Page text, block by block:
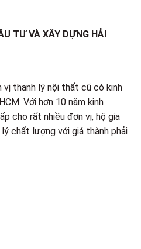
TƯ VÀ XÂY DỰNG HẢI
vị thanh lý nội thất cũ có kinh
Với hơn 10 năm kinh
cho rất nhiều đơn vị, hộ gia
chất lượng với giá thành phải